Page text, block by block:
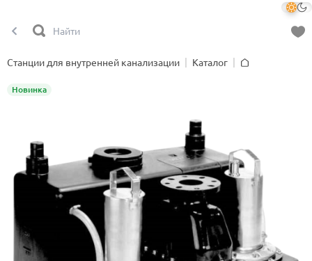
Станции для внутренней канализации
Каталог
Новинка